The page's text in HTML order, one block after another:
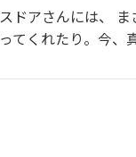
ドアさんには、
てくれたり。今、